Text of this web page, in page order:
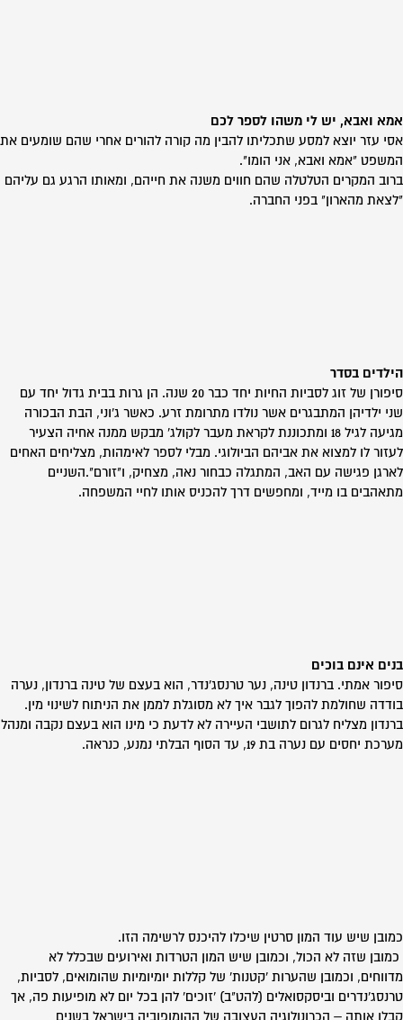
אמא ואבא, יש לי משהו לספר לכם
אסי עזר יוצא למסע שתכליתו להבין מה קורה להורים אחרי שהם שומעים את
המשפט "אמא ואבא, אני הומו".
ברוב המקרים הטלטלה שהם חווים משנה את חייהם, ומאותו הרגע גם עליהם
"לצאת מהארון" בפני החברה.
הילדים בסדר
סיפורן של זוג לסביות החיות יחד כבר 20 שנה. הן גרות בבית גדול יחד עם
שני ילדיהן המתבגרים אשר נולדו מתרומת זרע. כאשר ג'וני, הבת הבכורה
מגיעה לגיל 18 ומתכוננת לקראת מעבר לקולג' מבקש ממנה אחיה הצעיר
לעזור לו למצוא את אביהם הביולוגי. מבלי לספר לאימהות, מצליחים האחים
לארגן פגישה עם האב, המתגלה כבחור נאה, מצחיק, ו"זורם".השניים
מתאהבים בו מייד, ומחפשים דרך להכניס אותו לחיי המשפחה.
בנים אינם בוכים
סיפור אמתי. ברנדון טינה, נער טרנסג'נדר, הוא בעצם של טינה ברנדון, נערה
בודדה שחולמת להפוך לגבר איך לא מסוגלת לממן את הניתוח לשינוי מין.
ברנדון מצליח לגרום לתושבי העיירה לא לדעת כי מינו הוא בעצם נקבה ומנהל
מערכת יחסים עם נערה בת 19, עד הסוף הבלתי נמנע, כנראה.
כמובן שיש עוד המון סרטין שיכלו להיכנס לרשימה הזו.
כמובן שזה לא הכול, וכמובן שיש המון הטרדות ואירועים שבכלל לא
מדווחים, וכמובן שהערות 'קטנות' של קללות יומיומיות שהומואים, לסביות,
טרנסג'נדרים וביסקסואלים (להט"ב) 'זוכים' להן בכל יום לא מופיעות פה, אך
קבלו אותה – הכרונולוגיה העצובה של ההומופוביה בישראל בשנים